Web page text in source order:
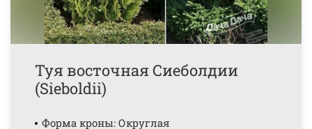
Туя восточная Сиеболдии
(Sieboldii)
Форма кроны: Округлая